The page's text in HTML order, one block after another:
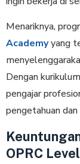
Menariknya,
Academyyang
Dengan
pengajar
pengetahuan
OPRC